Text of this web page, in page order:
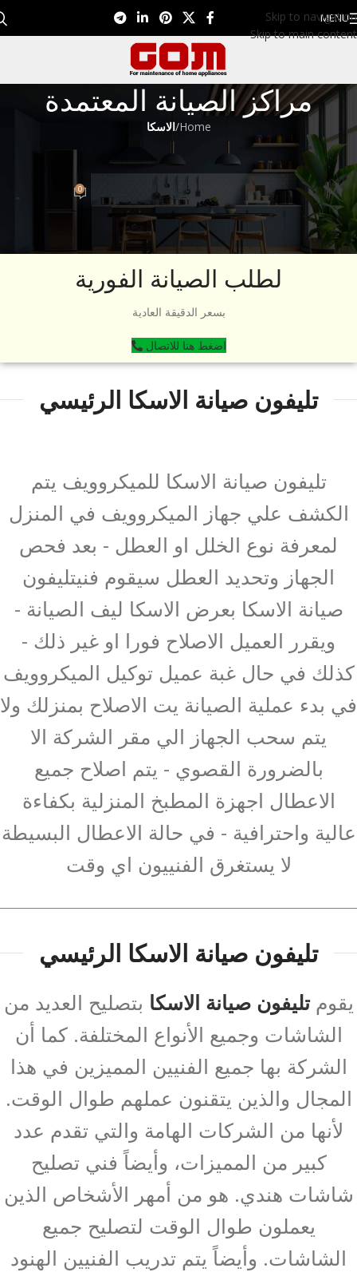
Skip to navigation
Skip to main content
MENU
مراكز الصيانة المعتمدة
Home
/الاسكا
الاسكا
تليفون صيانة الاسكا 01099948826
Eman EL NagarOn ديسمبر 27, 2022 0
لطلب الصيانة الفورية
بسعر الدقيقة العادية
اضغط هنا للاتصال
تليفون صيانة الاسكا الرئيسي
تليفون صيانة الاسكا للميكروويف يتم
الكشف علي جهاز الميكروويف في المنزل
لمعرفة نوع الخلل او العطل - بعد فحص
الجهاز وتحديد العطل سيقوم فنيتليفون
صيانة الاسكا بعرض الاسكا ليف الصيانة -
ويقرر العميل الاصلاح فورا او غير ذلك -
كذلك في حال غبة عميل توكيل الميكروويف
في بدء عملية الصيانة يت الاصلاح بمنزلك ولا
يتم سحب الجهاز الي مقر الشركة الا
بالضرورة القصوي - يتم اصلاح جميع
الاعطال اجهزة المطبخ المنزلية بكفاءة
عالية واحترافية - في حالة الاعطال البسيطة
لا يستغرق الفنييون اي وقت
تليفون صيانة الاسكا الرئيسي
يقومتليفون صيانة الاسكا بتصليح العديد من
الشاشات وجميع الأنواع المختلفة. كما أن
الشركة بها جميع الفنيين المميزين في هذا
المجال والذين يتقنون عملهم طوال الوقت.
لأنها من الشركات الهامة والتي تقدم عدد
كبير من المميزات، وأيضاً فني تصليح
شاشات هندي. هو من أمهر الأشخاص الذين
يعملون طوال الوقت لتصليح جميع
الشاشات. وأيضاً يتم تدريب الفنيين الهنود